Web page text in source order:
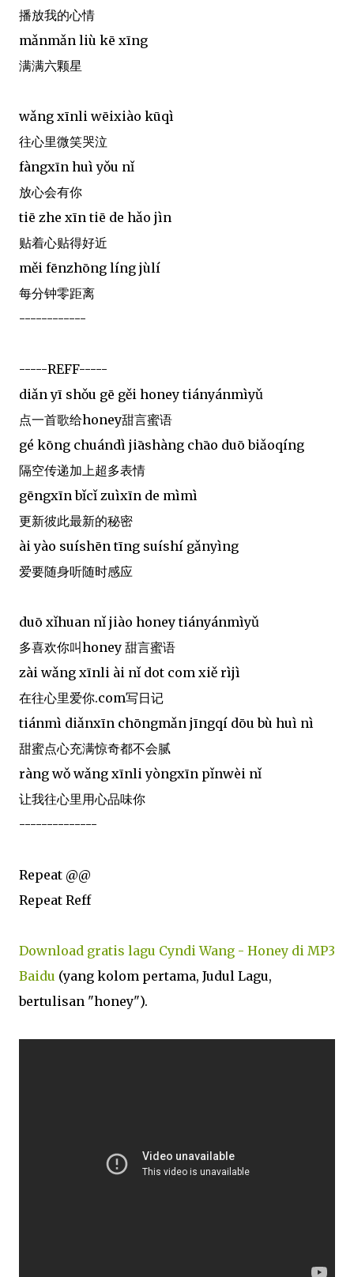
播放我的心情
mǎnmǎn liù kē xīng
满满六颗星
wǎng xīnli wēixiào kūqì
往心里微笑哭泣
fàngxīn huì yǒu nǐ
放心会有你
tiē zhe xīn tiē de hǎo jìn
贴着心贴得好近
měi fēnzhōng líng jùlí
每分钟零距离
------------
-----REFF-----
diǎn yī shǒu gē gěi honey tiányánmìyǔ
点一首歌给honey甜言蜜语
gé kōng chuándì jiāshàng chāo duō biǎoqíng
隔空传递加上超多表情
gēngxīn bǐcǐ zuìxīn de mìmì
更新彼此最新的秘密
ài yào suíshēn tīng suíshí gǎnyìng
爱要随身听随时感应
duō xǐhuan nǐ jiào honey tiányánmìyǔ
多喜欢你叫honey 甜言蜜语
zài wǎng xīnli ài nǐ dot com xiě rìjì
在往心里爱你.com写日记
tiánmì diǎnxīn chōngmǎn jīngqí dōu bù huì nì
甜蜜点心充满惊奇都不会腻
ràng wǒ wǎng xīnli yòngxīn pǐnwèi nǐ
让我往心里用心品味你
--------------
Repeat @@
Repeat Reff
Download gratis lagu Cyndi Wang - Honey di MP3
Baidu (yang kolom pertama, Judul Lagu,
bertulisan "honey").